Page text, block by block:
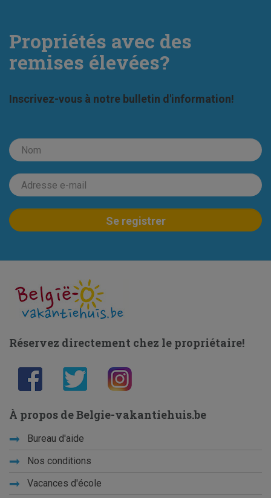
Propriétés avec des
remises élevées?
Inscrivez-vous à notre bulletin d'information!
Réservez directement chez le propriétaire!
À propos de Belgie-vakantiehuis.be
Bureau d'aide
Nos conditions
Vacances d'école